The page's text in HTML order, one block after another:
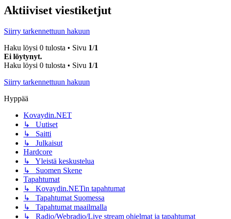
Aktiiviset viestiketjut
Siirry tarkennettuun hakuun
Haku löysi 0 tulosta • Sivu 1/1
Ei löytynyt.
Haku löysi 0 tulosta • Sivu 1/1
Siirry tarkennettuun hakuun
Hyppää
Kovaydin.NET
↳ Uutiset
↳ Saitti
↳ Julkaisut
Hardcore
↳ Yleistä keskustelua
↳ Suomen Skene
Tapahtumat
↳ Kovaydin.NETin tapahtumat
↳ Tapahtumat Suomessa
↳ Tapahtumat maailmalla
↳ Radio/Webradio/Live stream ohjelmat ja tapahtumat